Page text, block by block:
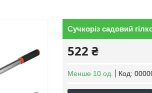
Сучкоріз садовий
522 ₴
Менше 10 од. Код: